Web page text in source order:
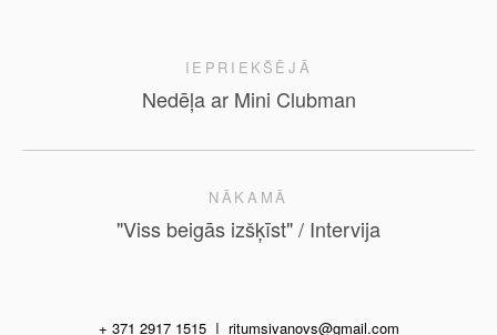
IEPRIEKŠĒJĀ
Nedēļa ar Mini Clubman
NĀKAMĀ
"Viss beigās izšķīst" / Intervija
+ 371 2917 1515I ritumsivanovs@gmail.com